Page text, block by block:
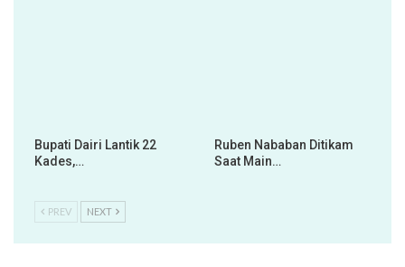
Bupati Dairi Lantik 22
Kades,…
Ruben Nababan Ditikam
Saat Main…
PREV NEXT